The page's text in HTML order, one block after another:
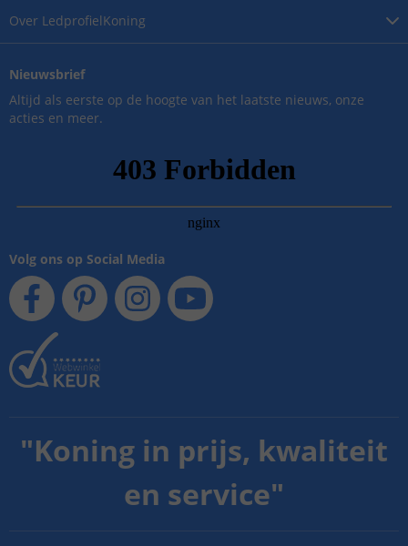
Over LedprofielKoning
Nieuwsbrief
Altijd als eerste op de hoogte van het laatste nieuws, onze
acties en meer.
Volg ons op Social Media
"Koning in prijs, kwaliteit
en service"